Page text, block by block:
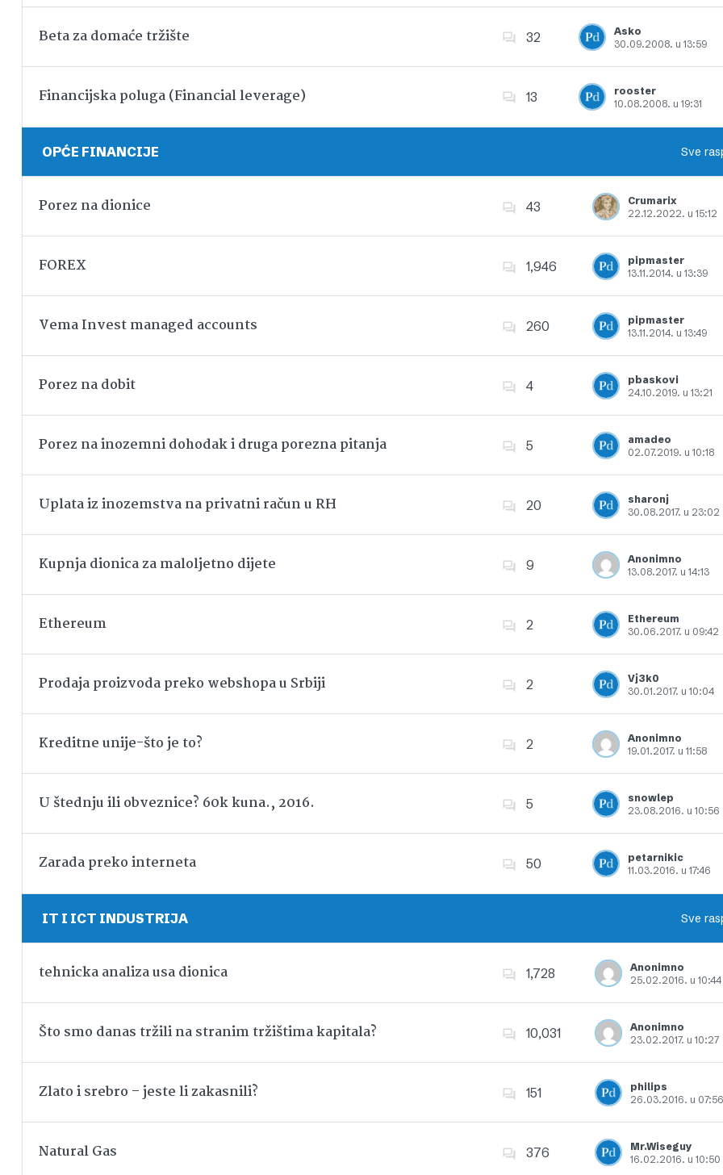
Dodajte u favorite
Beta za domaće tržište 32
Asko
30.09.2008. u 13:59
Dodajte u favorite
Financijska poluga (Financial leverage) 13
rooster
10.08.2008. u 19:31
Dodajte u favorite
OPĆE FINANCIJE Sve
Porez na dionice 43
Crumarix
22.12.2022. u 15:12
Dodajte u favorite
FOREX 1,946
pipmaster
13.11.2014. u 13:39
Dodajte u favorite
Vema Invest managed accounts 260
pipmaster
13.11.2014. u 13:49
Dodajte u favorite
Porez na dobit 4
pbaskovi
24.10.2019. u 13:21
Dodajte u favorite
Porez na inozemni dohodak i druga porezna pitanja 5
amadeo
02.07.2019. u 10:18
Dodajte u favorite
Uplata iz inozemstva na privatni račun u RH 20
sharonj
30.08.2017. u 23:02
Dodajte u favorite
Kupnja dionica za maloljetno dijete 9
Anonimno
13.08.2017. u 14:13
Dodajte u favorite
Ethereum 2
Ethereum
30.06.2017. u 09:42
Dodajte u favorite
Prodaja proizvoda preko webshopa u Srbiji 2
Vj3k0
30.01.2017. u 10:04
Dodajte u favorite
Kreditne unije-što je to? 2
Anonimno
19.01.2017. u 11:58
Dodajte u favorite
U štednju ili obveznice? 60k kuna., 2016. 5
snowlep
23.08.2016. u 10:56
Dodajte u favorite
Zarada preko interneta 50
petarnikic
11.03.2016. u 17:46
Dodajte u favorite
IT I ICT INDUSTRIJA Sve
tehnicka analiza usa dionica 1,728
Anonimno
25.02.2016. u 10:44
Dodajte u favorite
Što smo danas tržili na stranim tržištima kapitala? 10,031
Anonimno
23.02.2017. u 10:27
Dodajte u favorite
Zlato i srebro – jeste li zakasnili? 151
philips
26.03.2016. u 07:56
Dodajte u favorite
Natural Gas 376
Mr.Wiseguy
16.02.2016. u 10:50